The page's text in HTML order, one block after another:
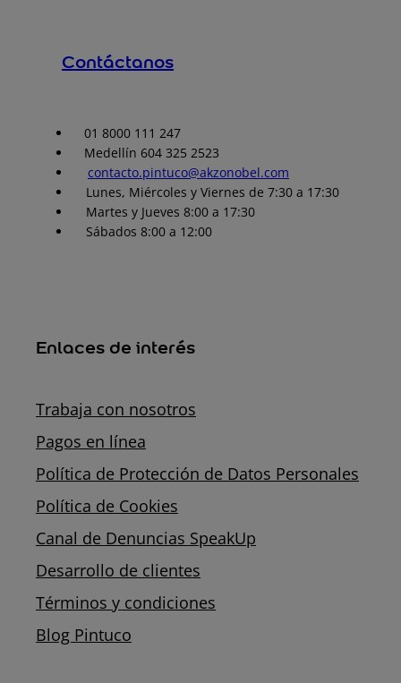
Contáctanos
01 8000 111 247
Medellín 604 325 2523
contacto.pintuco@akzonobel.com
Lunes, Miércoles y Viernes de 7:30 a 17:30
Martes y Jueves 8:00 a 17:30
Sábados 8:00 a 12:00
Enlaces de interés
Trabaja con nosotros
Pagos en línea
Política de Protección de Datos Personales
Política de Cookies
Canal de Denuncias SpeakUp
Desarrollo de clientes
Términos y condiciones
Blog Pintuco